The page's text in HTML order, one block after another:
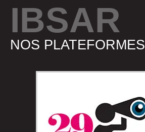
IBSAR
NOS PLATEFORMES